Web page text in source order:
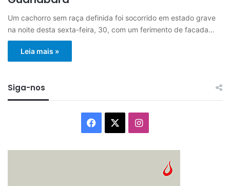
Um cachorro sem raça definida foi socorrido em estado grave
na noite desta sexta-feira, 30, com um ferimento de facada…
Leia mais »
Siga-nos
Facebook Instagram